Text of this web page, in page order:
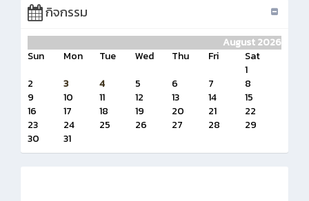
กิจกรรม
August 2026
Sun
Mon Tue Wed Thu Fri
Sat
1
2
3 4 5 6 7
8
9
10 11 12 13 14
15
16
17 18 19 20 21
22
23
24 25 26 27 28
29
30
31